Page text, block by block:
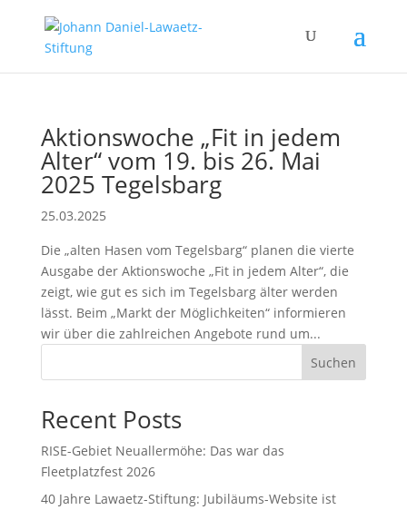
Aktionswoche „Fit in jedem
Alter“ vom 19. bis 26. Mai
2025 Tegelsbarg
25.03.2025
Die „alten Hasen vom Tegelsbarg“ planen die vierte
Ausgabe der Aktionswoche „Fit in jedem Alter“, die
zeigt, wie gut es sich im Tegelsbarg älter werden
lässt. Beim „Markt der Möglichkeiten“ informieren
wir über die zahlreichen Angebote rund um...
Suchen
Recent Posts
RISE-Gebiet Neuallermöhe: Das war das
Fleetplatzfest 2026
40 Jahre Lawaetz-Stiftung: Jubiläums-Website ist